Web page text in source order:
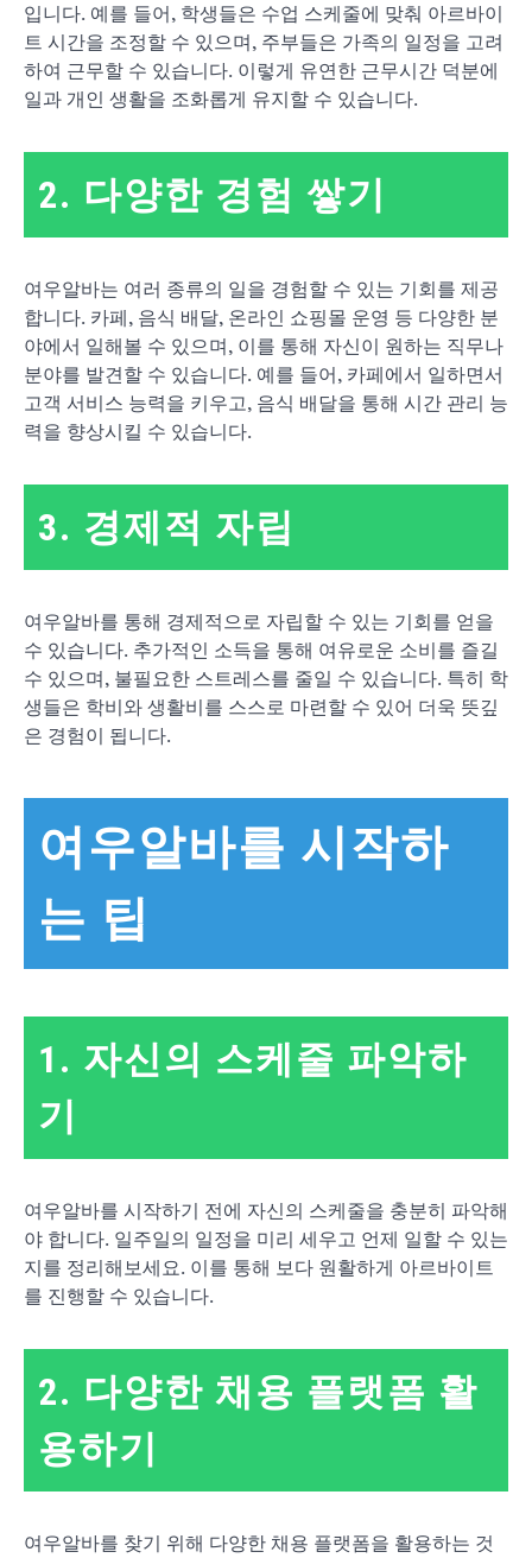
입니다. 예를 들어, 학생들은 수업 스케줄에 맞춰 아르바이
트 시간을 조정할 수 있으며, 주부들은 가족의 일정을 고려
하여 근무할 수 있습니다. 이렇게 유연한 근무시간 덕분에
일과 개인 생활을 조화롭게 유지할 수 있습니다.
2. 다양한 경험 쌓기
여우알바는 여러 종류의 일을 경험할 수 있는 기회를 제공
합니다. 카페, 음식 배달, 온라인 쇼핑몰 운영 등 다양한 분
야에서 일해볼 수 있으며, 이를 통해 자신이 원하는 직무나
분야를 발견할 수 있습니다. 예를 들어, 카페에서 일하면서
고객 서비스 능력을 키우고, 음식 배달을 통해 시간 관리 능
력을 향상시킬 수 있습니다.
3. 경제적 자립
여우알바를 통해 경제적으로 자립할 수 있는 기회를 얻을
수 있습니다. 추가적인 소득을 통해 여유로운 소비를 즐길
수 있으며, 불필요한 스트레스를 줄일 수 있습니다. 특히 학
생들은 학비와 생활비를 스스로 마련할 수 있어 더욱 뜻깊
은 경험이 됩니다.
여우알바를 시작하
는 팁
1. 자신의 스케줄 파악하
기
여우알바를 시작하기 전에 자신의 스케줄을 충분히 파악해
야 합니다. 일주일의 일정을 미리 세우고 언제 일할 수 있는
지를 정리해보세요. 이를 통해 보다 원활하게 아르바이트
를 진행할 수 있습니다.
2. 다양한 채용 플랫폼 활
용하기
여우알바를 찾기 위해 다양한 채용 플랫폼을 활용하는 것